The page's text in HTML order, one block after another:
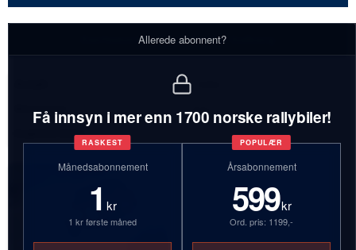
Allerede abonnent?
Få innsyn i mer enn 1700 norske rallybiler!
RASKEST
Månedsabonnement
1 kr
1 kr første måned
POPULÆR
Årsabonnement
599kr
Ord. pris: 1199,-
Eierhistorikk - Aud Kristin Solberg
1 biler
Bilmerker:
Inaktive biler: